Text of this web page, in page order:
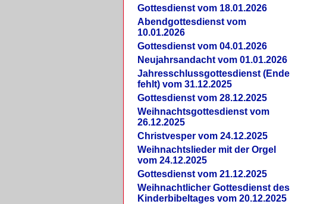
Gottesdienst vom 18.01.2026
Abendgottesdienst vom
10.01.2026
Gottesdienst vom 04.01.2026
Neujahrsandacht vom 01.01.2026
Jahresschlussgottesdienst (Ende
fehlt) vom 31.12.2025
Gottesdienst vom 28.12.2025
Weihnachtsgottesdienst vom
26.12.2025
Christvesper vom 24.12.2025
Weihnachtslieder mit der Orgel
vom 24.12.2025
Gottesdienst vom 21.12.2025
Weihnachtlicher Gottesdienst des
Kinderbibeltages vom 20.12.2025